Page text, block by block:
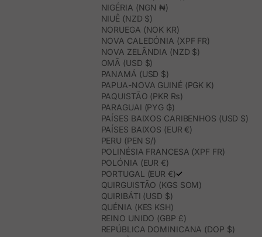
NIGÉRIA (NGN ₦)
NIUÊ (NZD $)
NORUEGA (NOK KR)
NOVA CALEDÓNIA (XPF FR)
NOVA ZELÂNDIA (NZD $)
OMÃ (USD $)
PANAMÁ (USD $)
PAPUA-NOVA GUINÉ (PGK K)
PAQUISTÃO (PKR ₨)
PARAGUAI (PYG ₲)
PAÍSES BAIXOS CARIBENHOS (USD $)
PAÍSES BAIXOS (EUR €)
PERU (PEN S/)
POLINÉSIA FRANCESA (XPF FR)
POLÓNIA (EUR €)
PORTUGAL (EUR €)
QUIRGUISTÃO (KGS SOM)
QUIRIBÁTI (USD $)
QUÉNIA (KES KSH)
REINO UNIDO (GBP £)
REPÚBLICA DOMINICANA (DOP $)